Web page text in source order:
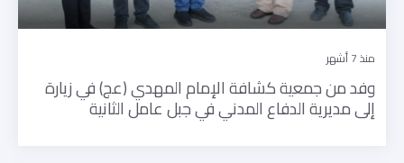
منذ 7 أشهر
وفد من جمعية كشافة الإمام المهدي (عج) في زيارة
إلى مديرية الدفاع المدني في جبل عامل الثانية